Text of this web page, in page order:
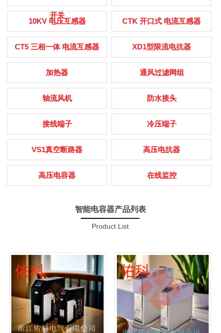
开关
10KV 电压互感器 CTK 开口式 电流互感器
CT5 三相一体 电流互感器 XD1型限流电抗器
加热器 通风过滤网组
轴流风机 防水接头
接线端子 冷压端子
VS1真空断路器 高压电抗器
高压电容器 在线监控
智能电容器产品列表
Product List